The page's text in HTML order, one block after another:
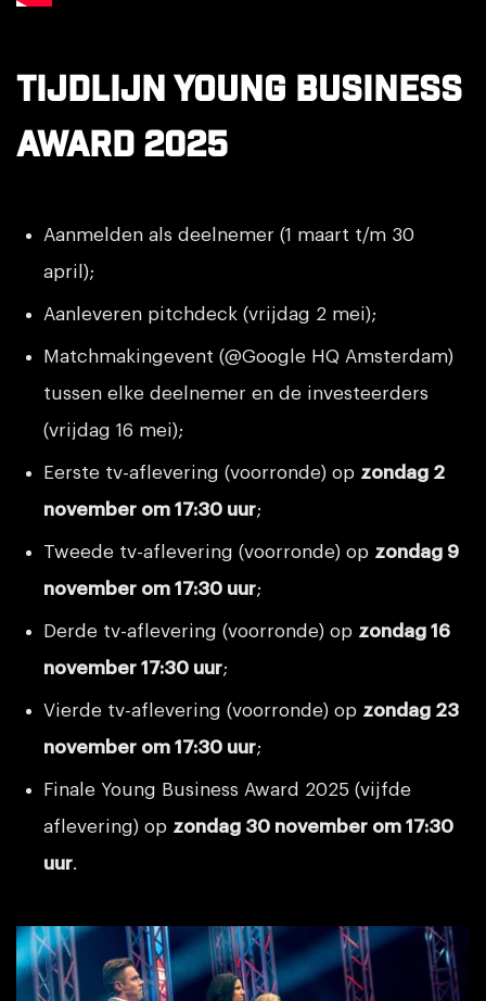
Tijdlijn Young Business
Award 2025
Aanmelden als deelnemer (1 maart t/m 30
april);
Aanleveren pitchdeck (vrijdag 2 mei);
Matchmakingevent (@Google HQ Amsterdam)
tussen elke deelnemer en de investeerders
(vrijdag 16 mei);
Eerste tv-aflevering (voorronde) op zondag 2
november om 17:30 uur;
Tweede tv-aflevering (voorronde) op zondag 9
november om 17:30 uur;
Derde tv-aflevering (voorronde) op zondag 16
november 17:30 uur;
Vierde tv-aflevering (voorronde) op zondag 23
november om 17:30 uur;
Finale Young Business Award 2025 (vijfde
aflevering) op zondag 30 november om 17:30
uur.